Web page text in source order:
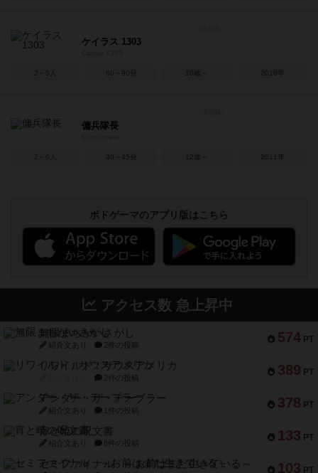
ケイラス 1303
2～5人 60～90分 10歳～ 2019年
傭兵隊長
2～6人 30～45分 12歳～ 2011年
ボドゲーマのアプリ版はこちら
アクセス数 急上昇中
574 PT
無限まちがいさがし
紹介文あり 2件の投稿
389 PT
リワイルド：サウスアメリカ
2件の投稿
378 PT
アンダー・ザ・テーブラー
紹介文あり 1件の投稿
133 PT
宵と暁の呪文書
紹介文あり 8件の投稿
103 PT
セミファイナル ～お前はまだ生きている～